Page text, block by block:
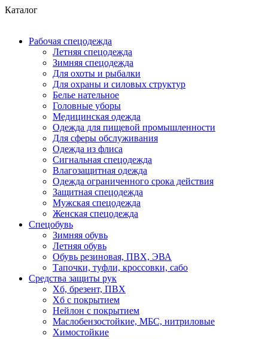
Каталог
Рабочая спецодежда
Летняя спецодежда
Зимняя спецодежда
Для охоты и рыбалки
Для охраны и силовых структур
Белье нательное
Головные уборы
Медицинская одежда
Одежда для пищевой промышленности
Для сферы обслуживания
Одежда из флиса
Сигнальная спецодежда
Влагозащитная одежда
Одежда ограниченного срока действия
Защитная спецодежда
Мужская спецодежда
Женская спецодежда
Спецобувь
Зимняя обувь
Летняя обувь
Обувь резиновая, ПВХ, ЭВА
Тапочки, туфли, кроссовки, сабо
Средства защиты рук
Хб, брезент, ПВХ
Хб с покрытием
Нейлон с покрытием
Маслобензостойкие, МБС, нитриловые
Химостойкие